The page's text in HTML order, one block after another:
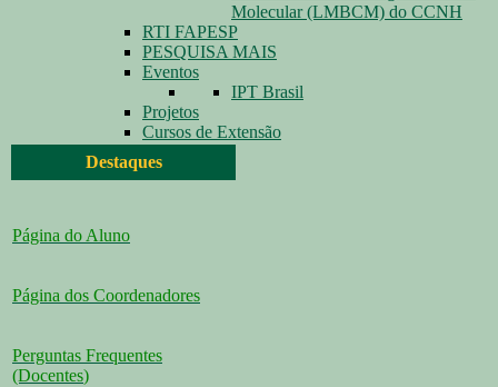
Molecular (LMBCM) do CCNH
RTI FAPESP
PESQUISA MAIS
Eventos
IPT Brasil
Projetos
Cursos de Extensão
Destaques
Página do Aluno
Página dos Coordenadores
Perguntas Frequentes
(Docentes)